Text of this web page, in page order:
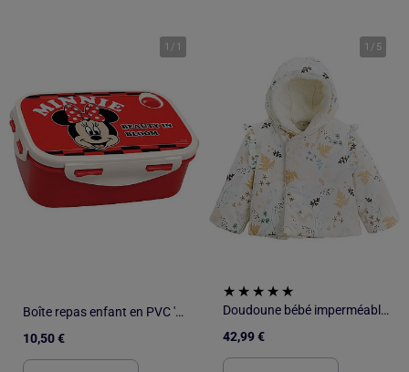
1 / 1
Boîte repas enfant en PVC 'Minnie Mouse' – Beauty in Bloom 17 cm Minnie Mouse
10,50 €
1 / 5
Doudoune bébé imperméable doublée sherpa avec capuche Bloom
42,99 €